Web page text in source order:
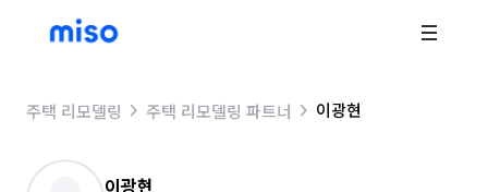
주택 리모델링 주택 리모델링 파트너 이광현
이광현